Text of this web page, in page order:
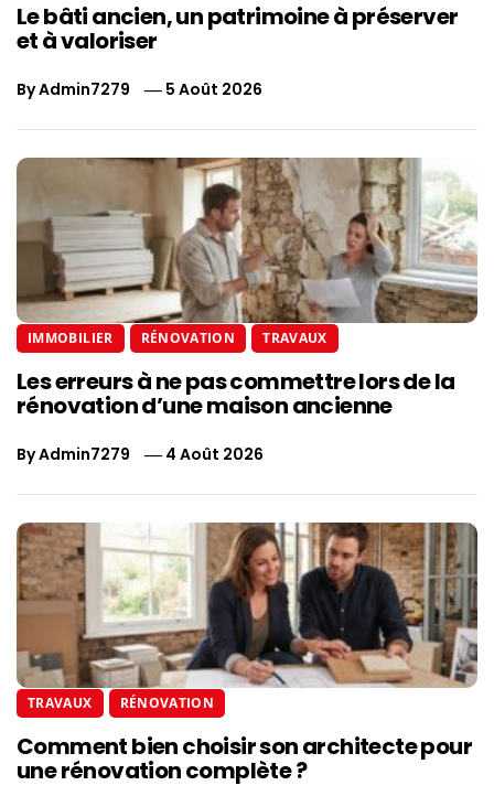
Le bâti ancien, un patrimoine à préserver
et à valoriser
ByAdmin7279 5 Août 2026
IMMOBILIER RÉNOVATION TRAVAUX
Les erreurs à ne pas commettre lors de la
rénovation d’une maison ancienne
ByAdmin7279 4 Août 2026
TRAVAUX RÉNOVATION
Comment bien choisir son architecte pour
une rénovation complète ?